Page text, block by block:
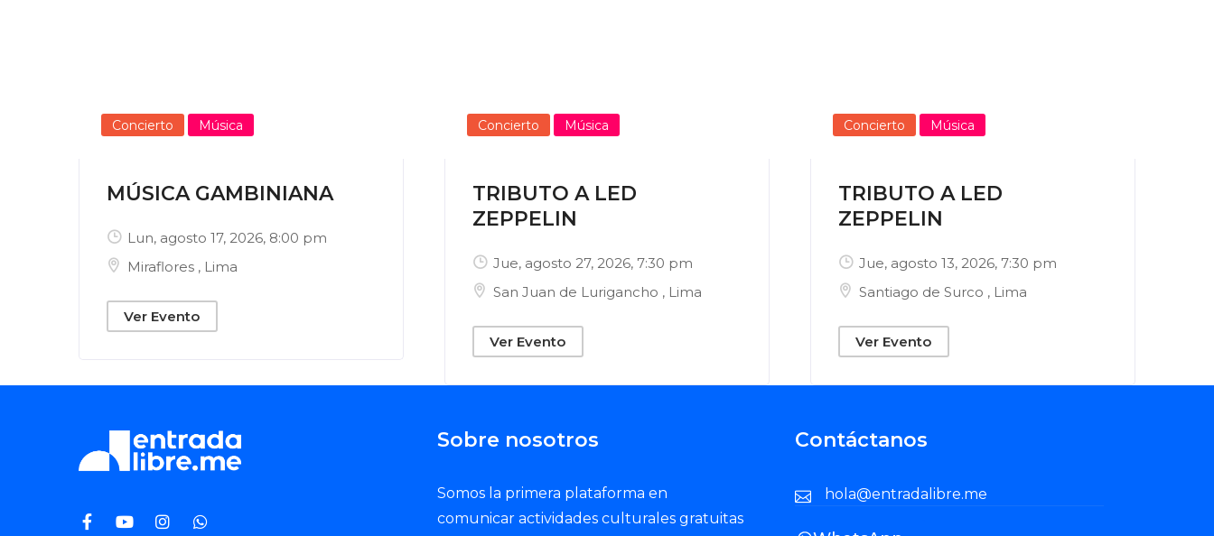
Concierto Música
MÚSICA GAMBINIANA
Lun, agosto 17, 2026, 8:00 pm
Miraflores , Lima
Ver Evento
Concierto Música
TRIBUTO A LED
ZEPPELIN
Jue, agosto 27, 2026, 7:30 pm
San Juan de Lurigancho , Lima
Ver Evento
Concierto Música
TRIBUTO A LED
ZEPPELIN
Jue, agosto 13, 2026, 7:30 pm
Santiago de Surco , Lima
Ver Evento
Sobre nosotros
Somos la primera plataforma en
comunicar actividades culturales gratuitas
Contáctanos
hola@entradalibre.me